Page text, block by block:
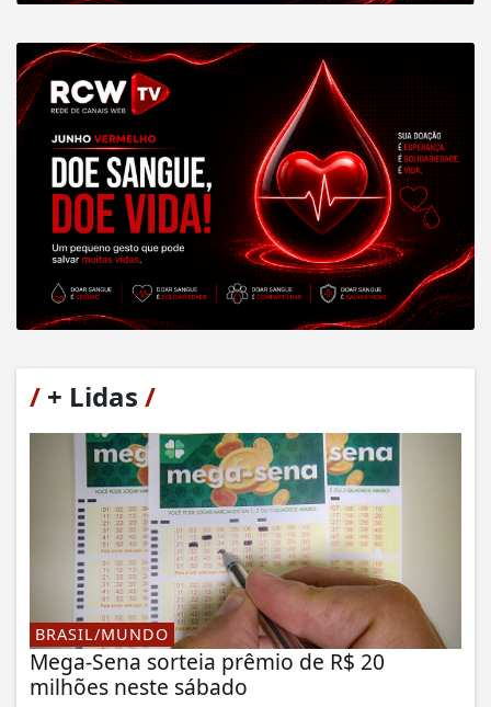
/ + Lidas /
BRASIL/MUNDO
Mega-Sena sorteia prêmio de R$ 20
milhões neste sábado